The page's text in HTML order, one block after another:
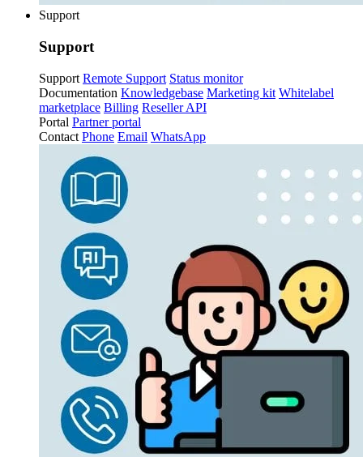
Support
Support
Support Remote Support Status monitor
Documentation Knowledgebase Marketing kit Whitelabel
marketplace Billing Reseller API
Portal Partner portal
Contact Phone Email WhatsApp